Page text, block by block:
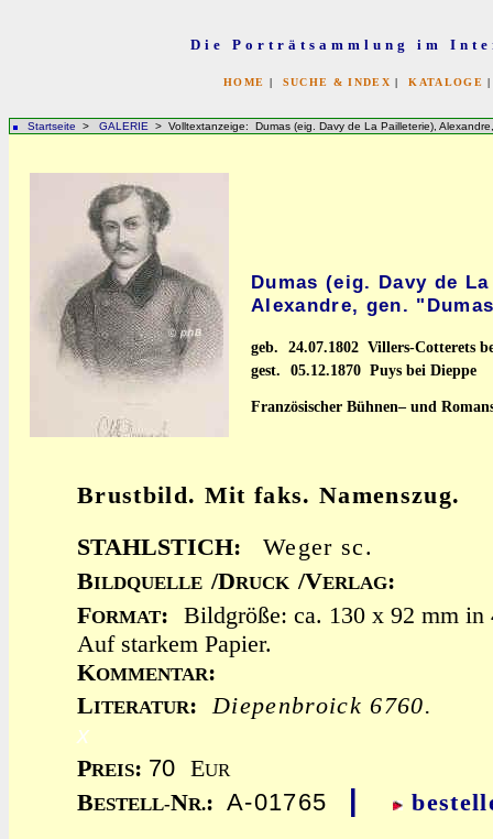
Die Porträtsammlung im
HOME | SUCHE & INDEX |KATALOGE
Startseite > GALERIE > Volltextanzeige: Dumas (eig. Davy de La Pailleterie),
Dumas (eig. Davy de
Alexandre, gen.
geb.
24.07.1802 Villers-Cotterets
gest.
05.12.1870 Puys bei Dieppe
Französischer Bühnen– und
Brustbild. Mit faks. Namenszug.
STAHLSTICH:
Weger sc.
BILDQUELLE /DRUCK /VERLAG:
FORMAT:
Bildgröße: ca. 130 x 92 mm in
Auf starkem Papier.
KOMMENTAR:
LITERATUR: Diepenbroick 6760.
x
PREIS: 70 EUR
BESTELL-NR.: A-01765 |